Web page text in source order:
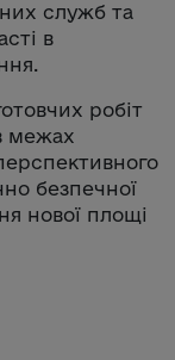
служб та
в
робіт
межах
безпечної
нової площі